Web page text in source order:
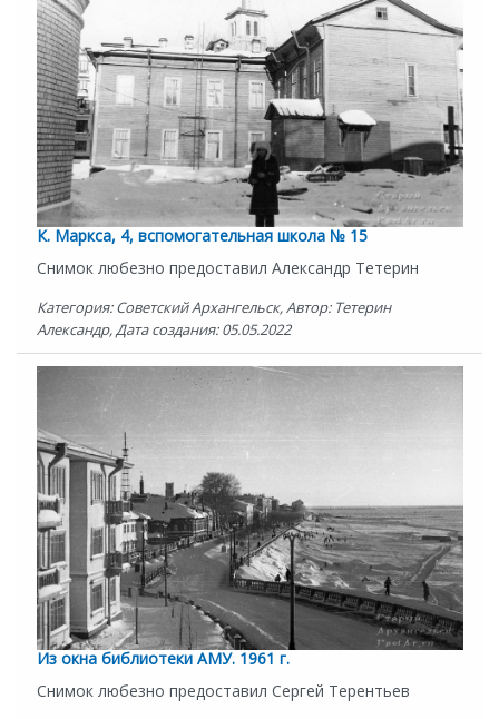
К. Маркса, 4, вспомогательная школа № 15
Снимок любезно предоставил Александр Тетерин
Категория: Советский Архангельск, Автор: Тетерин
Александр, Дата создания: 05.05.2022
Из окна библиотеки АМУ. 1961 г.
Снимок любезно предоставил Сергей Терентьев